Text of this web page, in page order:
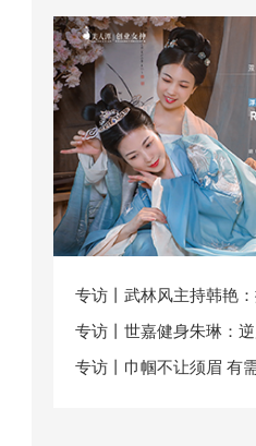
专访丨武林风主持韩艳
专访丨世嘉健身朱琳：
专访丨巾帼不让须眉 有